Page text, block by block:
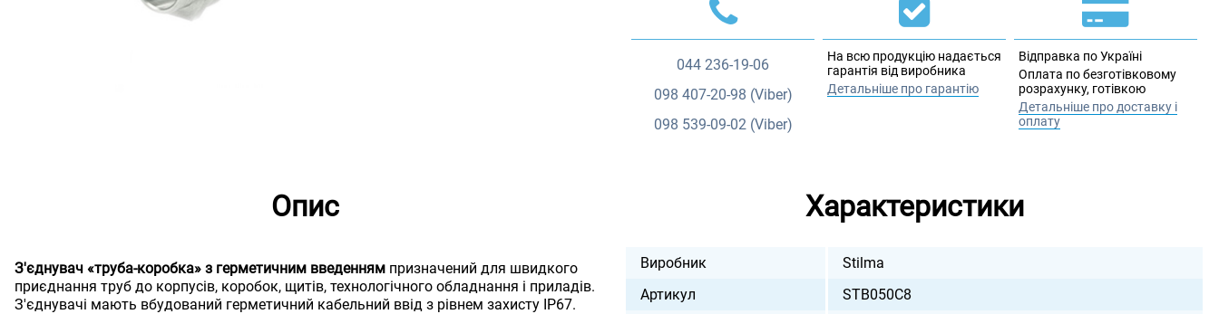
044 236-19-06
098 407-20-98 (Viber)
098 539-09-02 (Viber)
На всю продукцію надається
гарантія від виробника
Детальніше про гарантію
Відправка по Україні
Оплата по безготівковому
розрахунку, готівкою
Детальніше про доставку і
оплату
Опис
З'єднувач «труба-коробка» з герметичним введенням призначений для швидкого
приєднання труб до корпусів, коробок, щитів, технологічного обладнання і приладів.
З'єднувачі мають вбудований герметичний кабельний ввід з рівнем захисту IP67.
Характеристики
Виробник
Stilma
Артикул
STB050C8